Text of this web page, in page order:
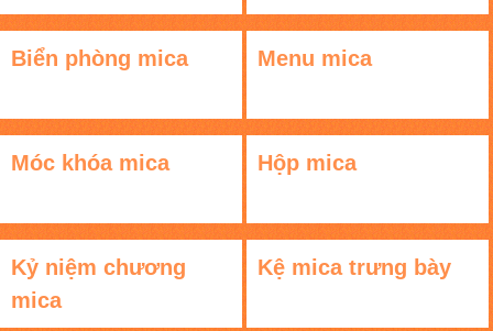
Biển phòng mica Menu mica
Móc khóa mica Hộp mica
Kỷ niệm chương
mica
Kệ mica trưng bày